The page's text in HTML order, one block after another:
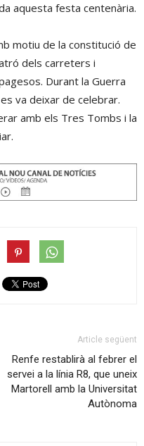
aquesta festa centenària.
motiu de la constitució de
dels carreters i
Durant la Guerra
va deixar de celebrar.
amb els Tres Tombs i la
Article següent
Renfe restablirà al febrer el
servei a la línia R8, que uneix
Martorell amb la Universitat
Autònoma